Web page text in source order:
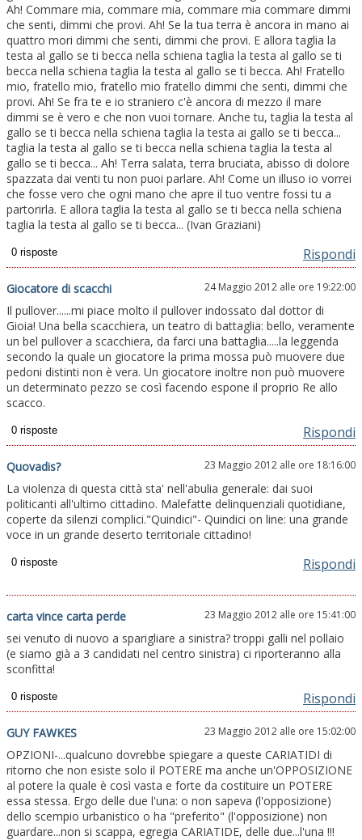
Ah! Commare mia, commare mia, commare mia commare dimmi
che senti, dimmi che provi. Ah! Se la tua terra è ancora in mano ai
quattro mori dimmi che senti, dimmi che provi. E allora taglia la
testa al gallo se ti becca nella schiena taglia la testa al gallo se ti
becca nella schiena taglia la testa al gallo se ti becca. Ah! Fratello
mio, fratello mio, fratello mio fratello dimmi che senti, dimmi che
provi. Ah! Se fra te e io straniero c'è ancora di mezzo il mare
dimmi se è vero e che non vuoi tornare. Anche tu, taglia la testa al
gallo se ti becca nella schiena taglia la testa ai gallo se ti becca...
taglia la testa al gallo se ti becca nella schiena taglia la testa al
gallo se ti becca... Ah! Terra salata, terra bruciata, abisso di dolore
spazzata dai venti tu non puoi parlare. Ah! Come un illuso io vorrei
che fosse vero che ogni mano che apre il tuo ventre fossi tu a
partorirla. E allora taglia la testa al gallo se ti becca nella schiena
taglia la testa al gallo se ti becca... (Ivan Graziani)
Rispondi
Giocatore di scacchi 24 Maggio 2012 alle ore 19:22:00
Il pullover......mi piace molto il pullover indossato dal dottor di
Gioia! Una bella scacchiera, un teatro di battaglia: bello, veramente
un bel pullover a scacchiera, da farci una battaglia.....la leggenda
secondo la quale un giocatore la prima mossa può muovere due
pedoni distinti non è vera. Un giocatore inoltre non può muovere
un determinato pezzo se così facendo espone il proprio Re allo
scacco.
Rispondi
Quovadis? 23 Maggio 2012 alle ore 18:16:00
La violenza di questa città sta' nell'abulia generale: dai suoi
politicanti all'ultimo cittadino. Malefatte delinquenziali quotidiane,
coperte da silenzi complici."Quindici"- Quindici on line: una grande
voce in un grande deserto territoriale cittadino!
Rispondi
carta vince carta perde 23 Maggio 2012 alle ore 15:41:00
sei venuto di nuovo a sparigliare a sinistra? troppi galli nel pollaio
(e siamo già a 3 candidati nel centro sinistra) ci riporteranno alla
sconfitta!
Rispondi
GUY FAWKES 23 Maggio 2012 alle ore 15:02:00
OPZIONI-...qualcuno dovrebbe spiegare a queste CARIATIDI di
ritorno che non esiste solo il POTERE ma anche un'OPPOSIZIONE
al potere la quale è così vasta e forte da costituire un POTERE
essa stessa. Ergo delle due l'una: o non sapeva (l'opposizione)
dello scempio urbanistico o ha "preferito" (l'opposizione) non
guardare...non si scappa, egregia CARIATIDE, delle due...l'una !!!